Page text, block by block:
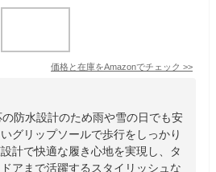
価格と在庫をAmazonでチェック >>
防水設計のため雨や雪の日でも安
グリップソールで歩行をしっかり
計で快適な履き心地を実現し、タ
アまで活躍するスタイリッシュな